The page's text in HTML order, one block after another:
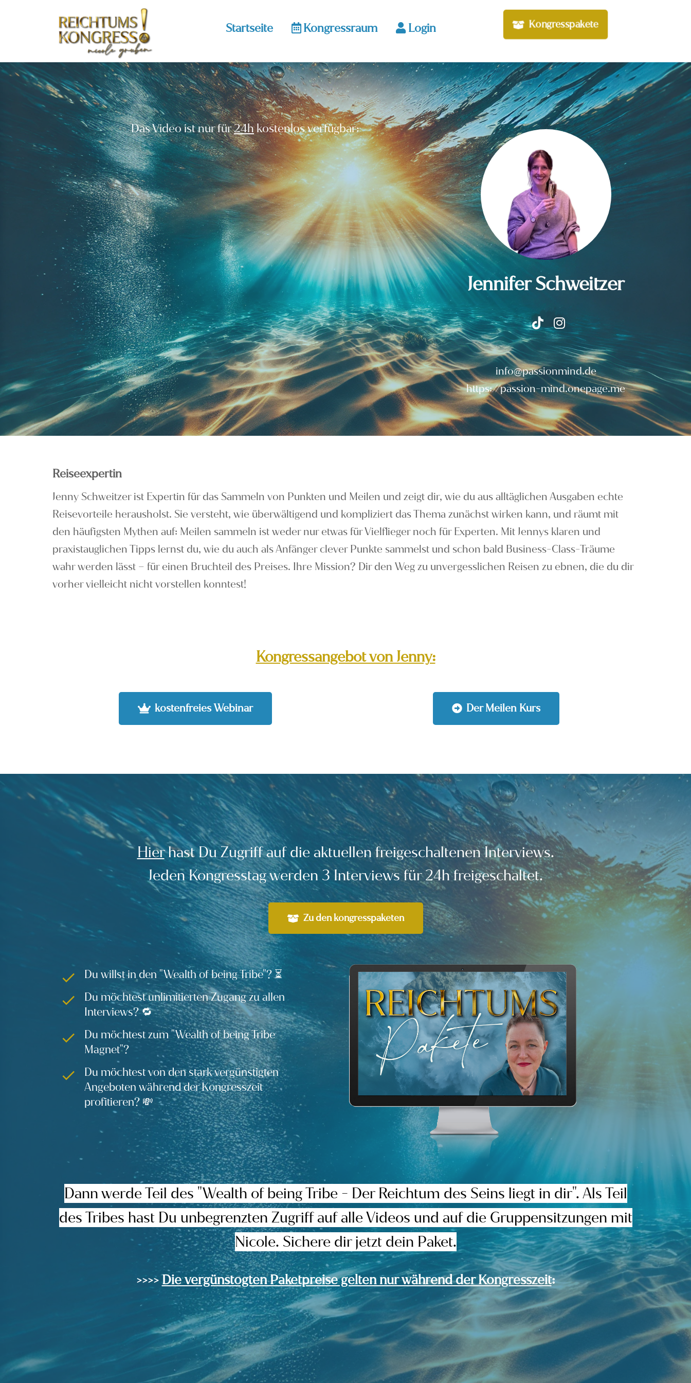
Startseite Kongressraum Login Kongresspakete
Das Video ist nur für24hkostenlos verfügbar:
Jennifer Schweitzer
info@passionmind.de
https://passion-mind.onepage.me
Reiseexpertin
Jenny Schweitzer ist Expertin für das Sammeln von Punkten und Meilen und zeigt dir, wie du aus alltäglichen Ausgaben echte
Reisevorteile herausholst. Sie versteht, wie überwältigend und kompliziert das Thema zunächst wirken kann, und räumt mit
den häufigsten Mythen auf: Meilen sammeln ist weder nur etwas für Vielflieger noch für Experten. Mit Jennys klaren und
praxistauglichen Tipps lernst du, wie du auch als Anfänger clever Punkte sammelst und schon bald Business-Class-Träume
wahr werden lässt – für einen Bruchteil des Preises. Ihre Mission? Dir den Weg zu unvergesslichen Reisen zu ebnen, die du dir
vorher vielleicht nicht vorstellen konntest!
Kongressangebot von Jenny:
kostenfreies Webinar Der Meilen Kurs
Hierhast Du Zugriff auf die aktuellen freigeschaltenen Interviews.
Jeden Kongresstag werden 3 Interviews für 24h freigeschaltet.
Zu den kongresspaketen
Du willst in den "Wealth of being Tribe"? ⏳
Du möchtest unlimitierten Zugang zu allen
Interviews? 🔁
Du möchtest zum "Wealth of being Tribe
Magnet"?
Du möchtest von den stark vergünstigten
Angeboten während der Kongresszeit
profitieren? 💸
Dann werde Teil des "Wealth of being Tribe - Der Reichtum des Seins liegt in dir". Als Teil
des Tribes hast Du unbegrenzten Zugriff auf alle Videos und auf die Gruppensitzungen mit
Nicole. Sichere dir jetzt dein Paket.
>>>>Die vergünstogten Paketpreise gelten nur während der Kongresszeit: